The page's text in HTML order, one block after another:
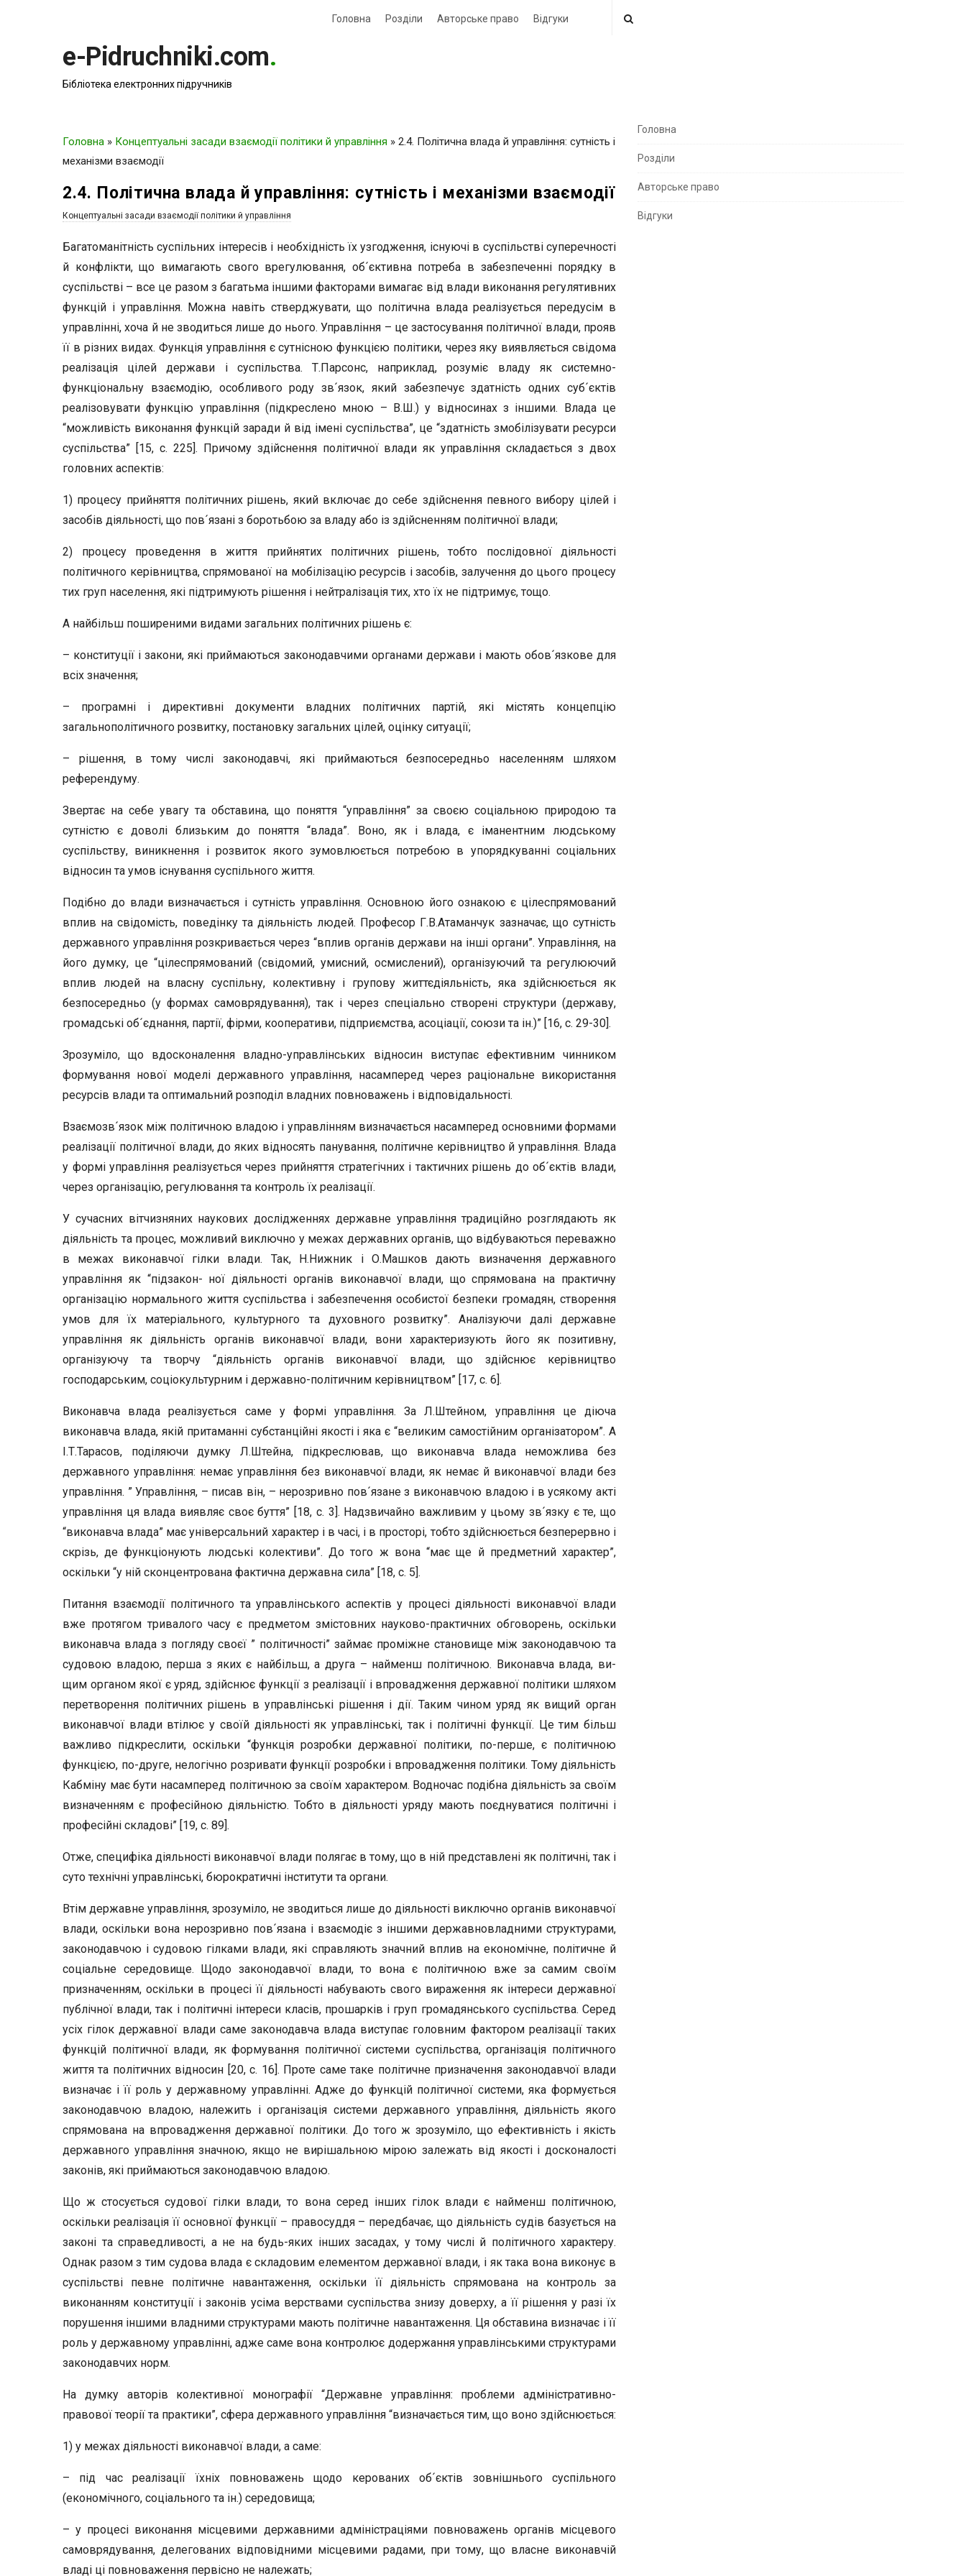
Головна Розділи Авторське право Відгуки
e-Pidruchniki.com.
Бібліотека електронних підручників
Головна » Концептуальні засади взаємодії політики й управління » 2.4. Політична влада й управління: сутність і
механізми взаємодії
2.4. Політична влада й управління: сутність і механізми взаємодії
Концептуальні засади взаємодії політики й управління
Багатоманітність суспільних інтересів і необхідність їх узгодження, існуючі в суспільстві суперечності
й конфлікти, що вимагають свого врегулювання, об´єктивна потреба в забезпеченні порядку в
суспільстві – все це разом з багатьма іншими факторами вимагає від влади виконання регулятивних
функцій і управління. Можна навіть стверджувати, що політична влада реалізується передусім в
управлінні, хоча й не зводиться лише до нього. Управління – це застосування політичної влади, прояв
її в різних видах. Функція управління є сутнісною функцією політики, через яку виявляється свідома
реалізація цілей держави і суспільства. Т.Парсонс, наприклад, розуміє владу як системно-
функціональну взаємодію, особливого роду зв´язок, який забезпечує здатність одних суб´єктів
реалізовувати функцію управління (підкреслено мною – В.Ш.) у відносинах з іншими. Влада це
“можливість виконання функцій заради й від імені суспільства”, це “здатність змобілізувати ресурси
суспільства” [15, с. 225]. Причому здійснення політичної влади як управління складається з двох
головних аспектів:
1) процесу прийняття політичних рішень, який включає до себе здійснення певного вибору цілей і
засобів діяльності, що пов´язані з боротьбою за владу або із здійсненням політичної влади;
2) процесу проведення в життя прийнятих політичних рішень, тобто послідовної діяльності
політичного керівництва, спрямованої на мобілізацію ресурсів і засобів, залучення до цього процесу
тих груп населення, які підтримують рішення і нейтралізація тих, хто їх не підтримує, тощо.
А найбільш поширеними видами загальних політичних рішень є:
– конституції і закони, які приймаються законодавчими органами держави і мають обов´язкове для
всіх значення;
– програмні і директивні документи владних політичних партій, які містять концепцію
загальнополітичного розвитку, постановку загальних цілей, оцінку ситуації;
– рішення, в тому числі законодавчі, які приймаються безпосередньо населенням шляхом
референдуму.
Звертає на себе увагу та обставина, що поняття “управління” за своєю соціальною природою та
сутністю є доволі близьким до поняття “влада”. Воно, як і влада, є іманентним людському
суспільству, виникнення і розвиток якого зумовлюється потребою в упорядкуванні соціальних
відносин та умов існування суспільного життя.
Подібно до влади визначається і сутність управління. Основною його ознакою є цілеспрямований
вплив на свідомість, поведінку та діяльність людей. Професор Г.В.Атаманчук зазначає, що сутність
державного управління розкривається через “вплив органів держави на інші органи”. Управління, на
його думку, це “цілеспрямований (свідомий, умисний, осмислений), організуючий та регулюючий
вплив людей на власну суспільну, колективну і групову життєдіяльність, яка здійснюється як
безпосередньо (у формах самоврядування), так і через спеціально створені структури (державу,
громадські об´єднання, партії, фірми, кооперативи, підприємства, асоціації, союзи та ін.)” [16, с. 29-30].
Зрозуміло, що вдосконалення владно-управлінських відносин виступає ефективним чинником
формування нової моделі державного управління, насамперед через раціональне використання
ресурсів влади та оптимальний розподіл владних повноважень і відповідальності.
Взаємозв´язок між політичною владою і управлінням визначається насамперед основними формами
реалізації політичної влади, до яких відносять панування, політичне керівництво й управління. Влада
у формі управління реалізується через прийняття стратегічних і тактичних рішень до об´єктів влади,
через організацію, регулювання та контроль їх реалізації.
У сучасних вітчизняних наукових дослідженнях державне управління традиційно розглядають як
діяльність та процес, можливий виключно у межах державних органів, що відбуваються переважно
в межах виконавчої гілки влади. Так, Н.Нижник і О.Машков дають визначення державного
управління як “підзакон- ної діяльності органів виконавчої влади, що спрямована на практичну
організацію нормального життя суспільства і забезпечення особистої безпеки громадян, створення
умов для їх матеріального, культурного та духовного розвитку”. Аналізуючи далі державне
управління як діяльність органів виконавчої влади, вони характеризують його як позитивну,
організуючу та творчу “діяльність органів виконавчої влади, що здійснює керівництво
господарським, соціокультурним і державно-політичним керівництвом” [17, с. 6].
Виконавча влада реалізується саме у формі управління. За Л.Штейном, управління це діюча
виконавча влада, якій притаманні субстанційні якості і яка є “великим самостійним організатором”. А
І.Т.Тарасов, поділяючи думку Л.Штейна, підкреслював, що виконавча влада неможлива без
державного управління: немає управління без виконавчої влади, як немає й виконавчої влади без
управління. ” Управління, – писав він, – нерозривно пов´язане з виконавчою владою і в усякому акті
управління ця влада виявляє своє буття” [18, с. 3]. Надзвичайно важливим у цьому зв´язку є те, що
“виконавча влада” має універсальний характер і в часі, і в просторі, тобто здійснюється безперервно і
скрізь, де функціонують людські колективи”. До того ж вона “має ще й предметний характер”,
оскільки “у ній сконцентрована фактична державна сила” [18, с. 5].
Питання взаємодії політичного та управлінського аспектів у процесі діяльності виконавчої влади
вже протягом тривалого часу є предметом змістовних науково-практичних обговорень, оскільки
виконавча влада з погляду своєї ” політичності” займає проміжне становище між законодавчою та
судовою владою, перша з яких є найбільш, а друга – найменш політичною. Виконавча влада, ви-
щим органом якої є уряд, здійснює функції з реалізації і впровадження державної політики шляхом
перетворення політичних рішень в управлінські рішення і дії. Таким чином уряд як вищий орган
виконавчої влади втілює у своїй діяльності як управлінські, так і політичні функції. Це тим більш
важливо підкреслити, оскільки “функція розробки державної політики, по-перше, є політичною
функцією, по-друге, нелогічно розривати функції розробки і впровадження політики. Тому діяльність
Кабміну має бути насамперед політичною за своїм характером. Водночас подібна діяльність за своїм
визначенням є професійною діяльністю. Тобто в діяльності уряду мають поєднуватися політичні і
професійні складові” [19, с. 89].
Отже, специфіка діяльності виконавчої влади полягає в тому, що в ній представлені як політичні, так і
суто технічні управлінські, бюрократичні інститути та органи.
Втім державне управління, зрозуміло, не зводиться лише до діяльності виключно органів виконавчої
влади, оскільки вона нерозривно пов´язана і взаємодіє з іншими державновладними структурами,
законодавчою і судовою гілками влади, які справляють значний вплив на економічне, політичне й
соціальне середовище. Щодо законодавчої влади, то вона є політичною вже за самим своїм
призначенням, оскільки в процесі її діяльності набувають свого вираження як інтереси державної
публічної влади, так і політичні інтереси класів, прошарків і груп громадянського суспільства. Серед
усіх гілок державної влади саме законодавча влада виступає головним фактором реалізації таких
функцій політичної влади, як формування політичної системи суспільства, організація політичного
життя та політичних відносин [20, с. 16]. Проте саме таке політичне призначення законодавчої влади
визначає і її роль у державному управлінні. Адже до функцій політичної системи, яка формується
законодавчою владою, належить і організація системи державного управління, діяльність якого
спрямована на впровадження державної політики. До того ж зрозуміло, що ефективність і якість
державного управління значною, якщо не вирішальною мірою залежать від якості і досконалості
законів, які приймаються законодавчою владою.
Що ж стосується судової гілки влади, то вона серед інших гілок влади є найменш політичною,
оскільки реалізація її основної функції – правосуддя – передбачає, що діяльність судів базується на
законі та справедливості, а не на будь-яких інших засадах, у тому числі й політичного характеру.
Однак разом з тим судова влада є складовим елементом державної влади, і як така вона виконує в
суспільстві певне політичне навантаження, оскільки її діяльність спрямована на контроль за
виконанням конституції і законів усіма верствами суспільства знизу доверху, а її рішення у разі їх
порушення іншими владними структурами мають політичне навантаження. Ця обставина визначає і її
роль у державному управлінні, адже саме вона контролює додержання управлінськими структурами
законодавчих норм.
На думку авторів колективної монографії “Державне управління: проблеми адміністративно-
правової теорії та практики”, сфера державного управління “визначається тим, що воно здійснюється:
1) у межах діяльності виконавчої влади, а саме:
– під час реалізації їхніх повноважень щодо керованих об´єктів зовнішнього суспільного
(економічного, соціального та ін.) середовища;
– у процесі виконання місцевими державними адміністраціями повноважень органів місцевого
самоврядування, делегованих відповідними місцевими радами, при тому, що власне виконавчій
владі ці повноваження первісно не належать;
S
e
S
Головна
Розділи
Авторське право
Відгуки